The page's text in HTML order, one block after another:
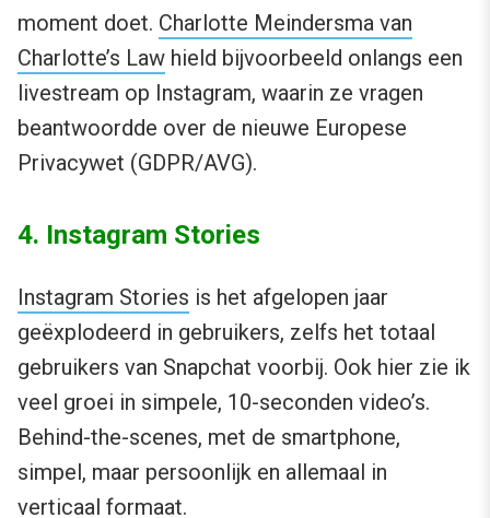
moment doet. Charlotte Meindersma van
Charlotte’s Law hield bijvoorbeeld onlangs een
livestream op Instagram, waarin ze vragen
beantwoordde over de nieuwe Europese
Privacywet (GDPR/AVG).
4. Instagram Stories
Instagram Stories is het afgelopen jaar
geëxplodeerd in gebruikers, zelfs het totaal
gebruikers van Snapchat voorbij. Ook hier zie ik
veel groei in simpele, 10-seconden video’s.
Behind-the-scenes, met de smartphone,
simpel, maar persoonlijk en allemaal in
verticaal formaat.